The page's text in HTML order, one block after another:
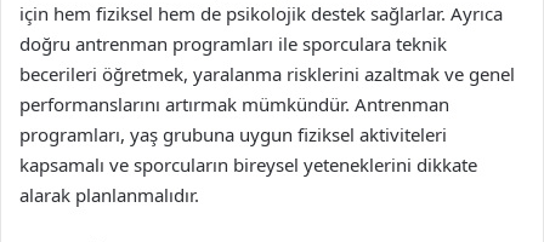
için hem fiziksel hem de psikolojik destek sağlarlar. Ayrıca
doğru antrenman programları ile sporculara teknik
becerileri öğretmek, yaralanma risklerini azaltmak ve genel
performanslarını artırmak mümkündür. Antrenman
programları, yaş grubuna uygun fiziksel aktiviteleri
kapsamalı ve sporcuların bireysel yeteneklerini dikkate
alarak planlanmalıdır.